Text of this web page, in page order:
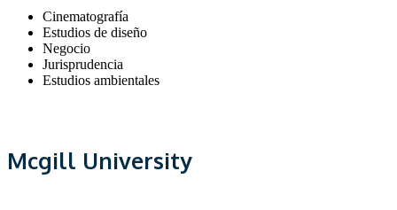
Cinematografía
Estudios de diseño
Negocio
Jurisprudencia
Estudios ambientales
Mcgill University